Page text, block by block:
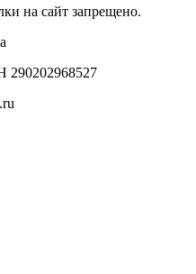
на сайт запрещено.